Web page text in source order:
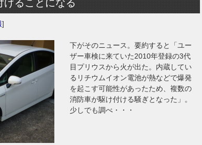
けることになる
]
下がそのニュース。要約すると「ユー
ザー車検に来ていた2010年登録の3代
目プリウスから火が出た。内蔵してい
るリチウムイオン電池が熱などで爆発
を起こす可能性があったため、複数の
消防車が駆け付ける騒ぎとなった」。
少しでも調べ・・・